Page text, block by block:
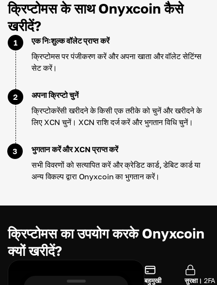
क्रिप्टोमस के साथ Onyxcoin कैसे
खरीदें?
1
एक निःशुल्क वॉलेट प्राप्त करें
क्रिप्टोमस पर पंजीकरण करें और अपना खाता और वॉलेट सेटिंग्स
सेट करें।
2
अपना क्रिप्टो चुनें
क्रिप्टोकरेंसी खरीदने के किसी एक तरीके को चुनें और खरीदने के
लिए XCN चुनें। XCN राशि दर्ज करें और भुगतान विधि चुनें।
3
भुगतान करें और XCN प्राप्त करें
सभी विवरणों को सत्यापित करें और क्रेडिट कार्ड, डेबिट कार्ड या
अन्य विकल्प द्वारा Onyxcoin का भुगतान करें।
क्रिप्टोमस का उपयोग करके Onyxcoin
क्यों खरीदें?
बहुमुखी
सुरक्षा। 2FA